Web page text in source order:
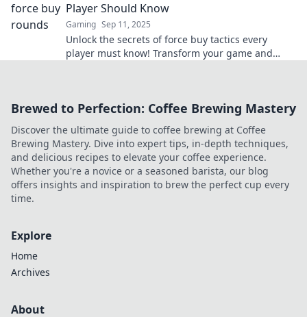
Player Should Know
Gaming Sep 11, 2025
Unlock the secrets of force buy tactics every
player must know! Transform your game and
Brewed to Perfection: Coffee Brewing Mastery
Discover the ultimate guide to coffee brewing at Coffee
Brewing Mastery. Dive into expert tips, in-depth techniques,
and delicious recipes to elevate your coffee experience.
Whether you're a novice or a seasoned barista, our blog
offers insights and inspiration to brew the perfect cup every
time.
Explore
Home
Archives
About